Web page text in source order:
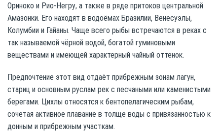
Ориноко и Рио-Негру, а также в ряде притоков центральной
Амазонки. Его находят в водоёмах Бразилии, Венесуэлы,
Колумбии и Гайаны. Чаще всего рыбы встречаются в реках с
так называемой чёрной водой, богатой гуминовыми
веществами и имеющей характерный чайный оттенок.
Предпочтение этот вид отдаёт прибрежным зонам лагун,
стариц и основным руслам рек с песчаными или каменистыми
берегами. Цихлы относятся к бентопелагическим рыбам,
сочетая активное плавание в толще воды с привязанностью к
донным и прибрежным участкам.